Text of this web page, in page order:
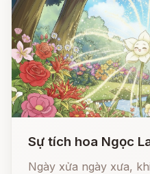
Sự tích hoa Ngọc
Ngày xửa ngày xưa,